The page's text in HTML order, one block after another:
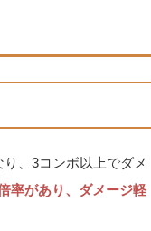
、3コンボ以上でダメ
率があり、ダメージ軽